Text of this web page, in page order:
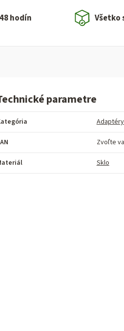
hodín Všetko
parametre
Zvoľte
Sklo